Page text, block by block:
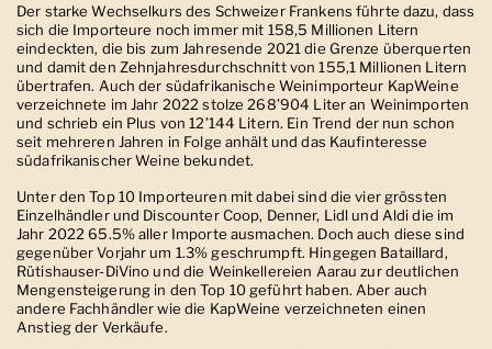
Der starke Wechselkurs des Schweizer Frankens führte dazu, dass
sich die Importeure noch immer mit 158,5 Millionen Litern
eindeckten, die bis zum Jahresende 2021 die Grenze überquerten
und damit den Zehnjahresdurchschnitt von 155,1 Millionen Litern
übertrafen. Auch der südafrikanische Weinimporteur KapWeine
verzeichnete im Jahr 2022 stolze 268’904 Liter an Weinimporten
und schrieb ein Plus von 12’144 Litern. Ein Trend der nun schon
seit mehreren Jahren in Folge anhält und das Kaufinteresse
südafrikanischer Weine bekundet.
Unter den Top 10 Importeuren mit dabei sind die vier grössten
Einzelhändler und Discounter Coop, Denner, Lidl und Aldi die im
Jahr 2022 65.5% aller Importe ausmachen. Doch auch diese sind
gegenüber Vorjahr um 1.3% geschrumpft. Hingegen Bataillard,
Rütishauser-DiVino und die Weinkellereien Aarau zur deutlichen
Mengensteigerung in den Top 10 geführt haben. Aber auch
andere Fachhändler wie die KapWeine verzeichneten einen
Anstieg der Verkäufe.